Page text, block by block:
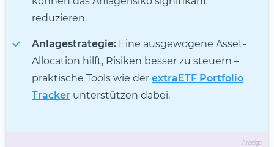
reduzieren.
Anlagestrategie: Eine ausgewogene Asset-
Allocation hilft, Risiken besser zu steuern –
praktische Tools wie der extraETF Portfolio
Tracker unterstützen dabei.
Anzeige